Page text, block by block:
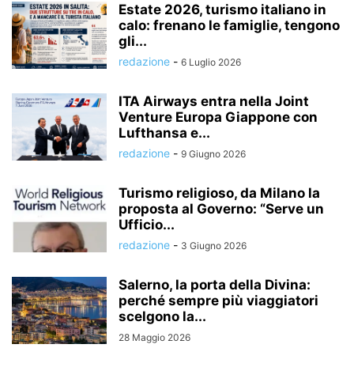
Estate 2026, turismo italiano in
calo: frenano le famiglie, tengono
gli...
redazione - 6 Luglio 2026
ITA Airways entra nella Joint
Venture Europa Giappone con
Lufthansa e...
redazione - 9 Giugno 2026
Turismo religioso, da Milano la
proposta al Governo: “Serve un
Ufficio...
redazione - 3 Giugno 2026
Salerno, la porta della Divina:
perché sempre più viaggiatori
scelgono la...
28 Maggio 2026